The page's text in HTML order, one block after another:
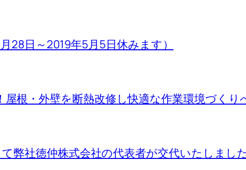
28日～2019年5月5日休みます）
根・外壁を断熱改修し快適な作業環境づくり
弊社徳仲株式会社の代表者が交代いたしました